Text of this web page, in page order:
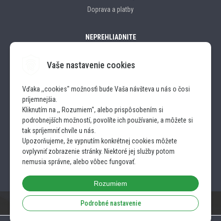
Vaše nastavenie cookies
Vďaka ,,cookies" možnosťi bude Vaša návšteva u nás o čosi
príjemnejšia.
Kliknutím na ,, Rozumiem", alebo prispôsobením si
podrobnejších možností, povolíte ich používanie, a môžete si
tak spríjemniť chvíle u nás.
Upozorňujeme, že vypnutím konkrétnej cookies môžete
ovplyvniť zobrazenie stránky. Niektoré jej služby potom
nemusia správne, alebo vôbec fungovať.
Rozumiem
Podrobné nastavenie
Doprava a platby
NEPREHLIADNITE
INSTAGRAM
FACEBOOK